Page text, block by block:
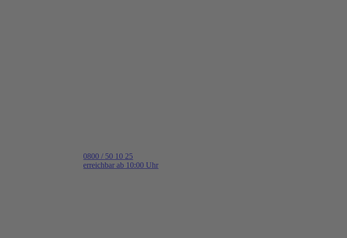
0800 / 50 10 25
erreichbar ab 10:00 Uhr